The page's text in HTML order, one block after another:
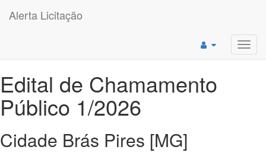
Alerta Licitação
Edital de Chamamento
Público 1/2026
Cidade Brás Pires [MG]